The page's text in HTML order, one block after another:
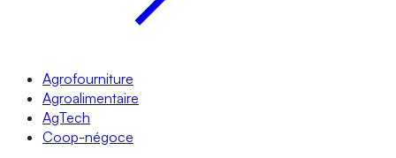
Agrofourniture
Agroalimentaire
AgTech
Coop-négoce